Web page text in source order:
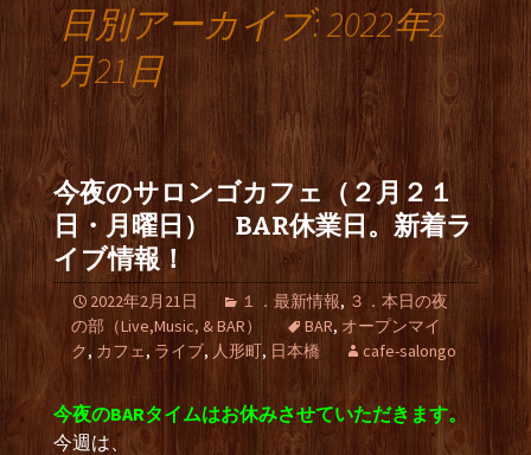
日別アーカイブ: 2022年2
月21日
今夜のサロンゴカフェ（２月２１
日・月曜日） BAR休業日。新着ラ
イブ情報！
2022年2月21日 １．最新情報, ３．本日の夜
の部（Live,Music, & BAR）
BAR, オープンマイ
ク, カフェ, ライブ, 人形町, 日本橋 cafe-salongo
今夜のBARタイムはお休みさせていただきます。
今週は、